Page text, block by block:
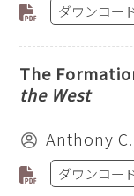
ダウンロー
The
the West
Anthony C.
ダウンロー